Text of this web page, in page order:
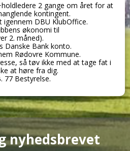
2 gange om året for at
kontingent.
DBU KlubOffice.
økonomi til
2. måned).
Danske Bank konto.
Rødovre Kommune.
så tøv ikke med at tage fat i
at høre fra dig.
77 Bestyrelse.
nyhedsbrevet